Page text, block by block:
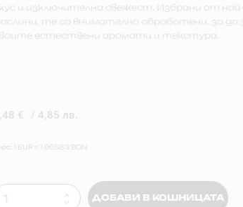
и изключителна свежест. Избрани от
те са внимателно обработени, за да
естествени аромати и текстура.
€ / 4,85 лв.
1 EUR = 1.95583 BGN
ДОБАВИ В КОШНИЦАТА